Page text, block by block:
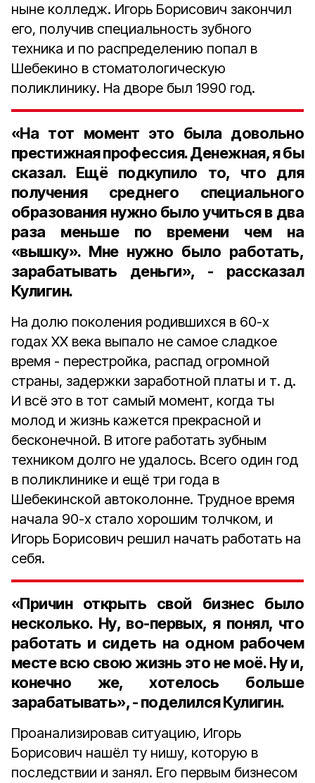
ныне колледж. Игорь Борисович закончил
его, получив специальность зубного
техника и по распределению попал в
Шебекино в стоматологическую
поликлинику. На дворе был 1990 год.
«На тот момент это была довольно
престижная профессия. Денежная, я бы
сказал. Ещё подкупило то, что для
получения среднего специального
образования нужно было учиться в два
раза меньше по времени чем на
«вышку». Мне нужно было работать,
зарабатывать деньги», - рассказал
Кулигин.
На долю поколения родившихся в 60-х
годах ХХ века выпало не самое сладкое
время - перестройка, распад огромной
страны, задержки заработной платы и т. д.
И всё это в тот самый момент, когда ты
молод и жизнь кажется прекрасной и
бесконечной. В итоге работать зубным
техником долго не удалось. Всего один год
в поликлинике и ещё три года в
Шебекинской автоколонне. Трудное время
начала 90-х стало хорошим толчком, и
Игорь Борисович решил начать работать на
себя.
«Причин открыть свой бизнес было
несколько. Ну, во-первых, я понял, что
работать и сидеть на одном рабочем
месте всю свою жизнь это не моё. Ну и,
конечно же, хотелось больше
зарабатывать», - поделился Кулигин.
Проанализировав ситуацию, Игорь
Борисович нашёл ту нишу, которую в
последствии и занял. Его первым бизнесом